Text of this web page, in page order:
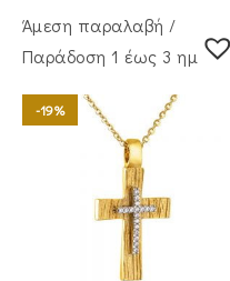
Άμεση παραλαβή /
Παράδoση 1 έως 3 ημέρες
-19%